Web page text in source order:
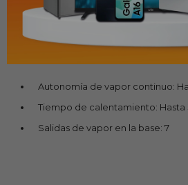
Potencia: 1470 W
Autonomía de vapor continuo:
Tiempo de calentamiento: Hasta
Salidas de vapor en la base: 7